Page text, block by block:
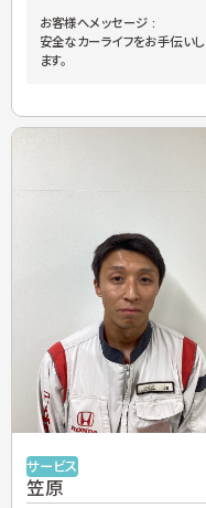
お客様へメッセージ :
安全なカーライフをお手伝いし
ます。
サービス
笠原